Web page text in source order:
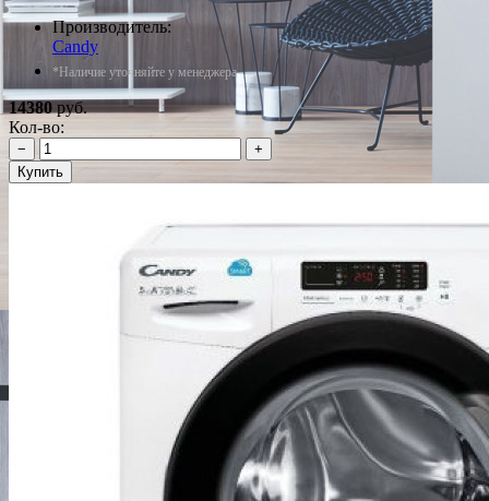
Производитель:
Candy
*Наличие уточняйте у менеджера
14380руб.
Кол-во:
−
+
Купить